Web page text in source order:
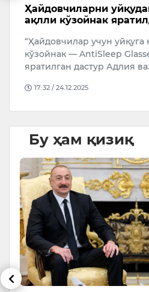
огоҳлантирувчи
уйқуга қарши ақлли
Glasses” номли ЭҲМ учун
вазирлиги томонидан…
Бу ҳам қизиқ